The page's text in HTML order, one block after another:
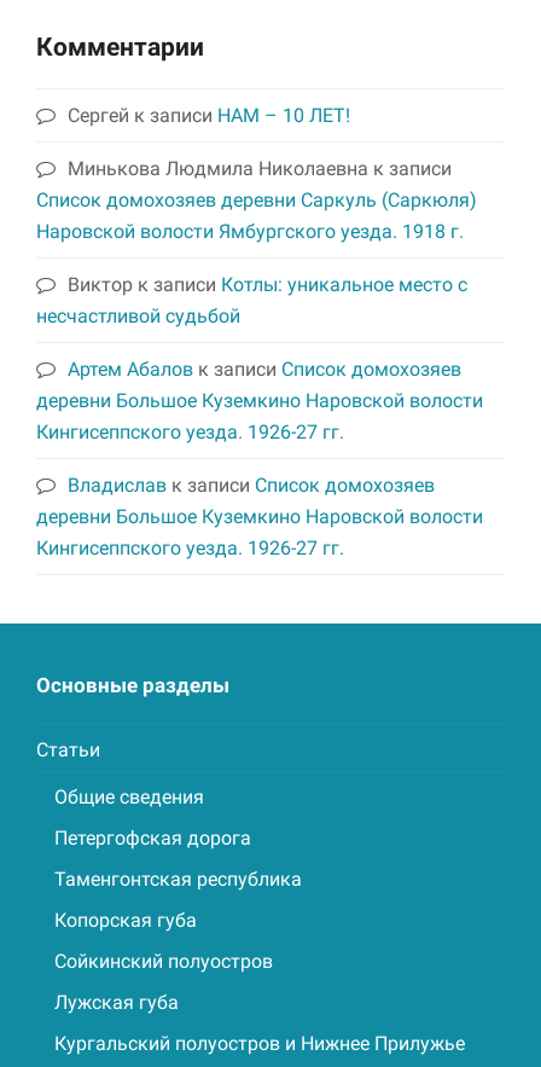
Комментарии
Сергей к записи НАМ – 10 ЛЕТ!
Минькова Людмила Николаевна к записи
Список домохозяев деревни Саркуль (Саркюля)
Наровской волости Ямбургского уезда. 1918 г.
Виктор к записи Котлы: уникальное место с
несчастливой судьбой
Артем Абалов к записи Список домохозяев
деревни Большое Куземкино Наровской волости
Кингисеппского уезда. 1926-27 гг.
Владислав к записи Список домохозяев
деревни Большое Куземкино Наровской волости
Кингисеппского уезда. 1926-27 гг.
Основные разделы
Статьи
Общие сведения
Петергофская дорога
Таменгонтская республика
Копорская губа
Сойкинский полуостров
Лужская губа
Кургальский полуостров и Нижнее Прилужье